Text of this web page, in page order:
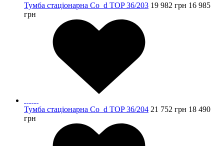
Тумба стаціонарна Co_d TOP 36/203 19 982 грн 16 985
грн
Тумба стаціонарна Co_d TOP 36/204 21 752 грн 18 490
грн